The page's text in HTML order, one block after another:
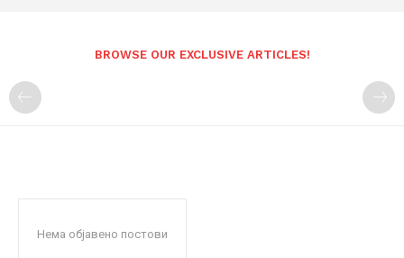
BROWSE OUR EXCLUSIVE ARTICLES!
Нема објавено постови